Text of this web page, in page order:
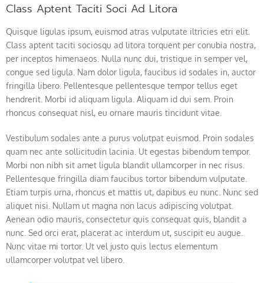
Class Aptent Taciti Soci Ad Litora
Quisque ligulas ipsum, euismod atras vulputate iltricies etri elit.
Class aptent taciti sociosqu ad litora torquent per conubia nostra,
per inceptos himenaeos. Nulla nunc dui, tristique in semper vel,
congue sed ligula. Nam dolor ligula, faucibus id sodales in, auctor
fringilla libero. Pellentesque pellentesque tempor tellus eget
hendrerit. Morbi id aliquam ligula. Aliquam id dui sem. Proin
rhoncus consequat nisl, eu ornare mauris tincidunt vitae.
Vestibulum sodales ante a purus volutpat euismod. Proin sodales
quam nec ante sollicitudin lacinia. Ut egestas bibendum tempor.
Morbi non nibh sit amet ligula blandit ullamcorper in nec risus.
Pellentesque fringilla diam faucibus tortor bibendum vulputate.
Etiam turpis urna, rhoncus et mattis ut, dapibus eu nunc. Nunc sed
aliquet nisi. Nullam ut magna non lacus adipiscing volutpat.
Aenean odio mauris, consectetur quis consequat quis, blandit a
nunc. Sed orci erat, placerat ac interdum ut, suscipit eu augue.
Nunc vitae mi tortor. Ut vel justo quis lectus elementum
ullamcorper volutpat vel libero.